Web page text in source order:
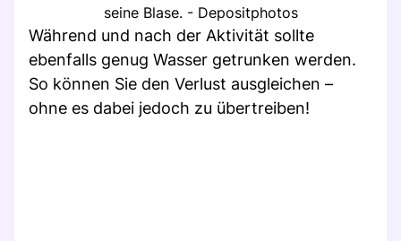
seine Blase. - Depositphotos
Während und nach der Aktivität sollte
ebenfalls genug Wasser getrunken werden.
So können Sie den Verlust ausgleichen –
ohne es dabei jedoch zu übertreiben!